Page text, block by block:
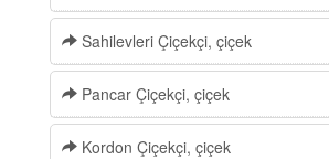
Sahilevleri Çiçekçi, çiçek
Pancar Çiçekçi, çiçek
Kordon Çiçekçi, çiçek